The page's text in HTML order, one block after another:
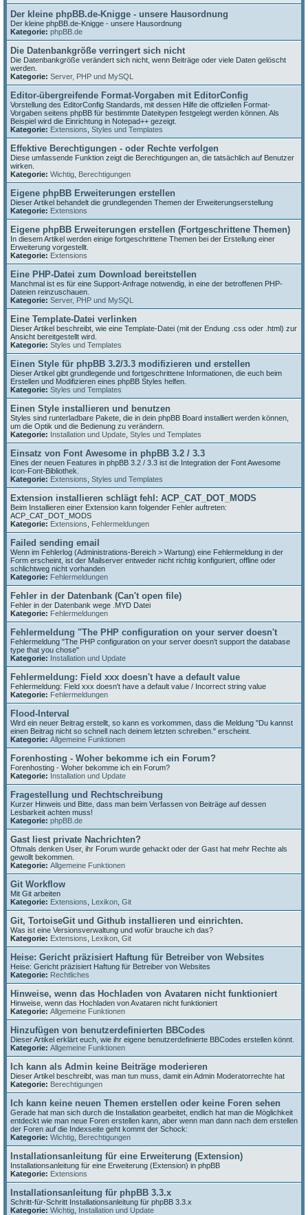
Der kleine phpBB.de-Knigge - unsere Hausordnung
Der kleine phpBB.de-Knigge - unsere Hausordnung
Kategorie: phpBB.de
Die Datenbankgröße verringert sich nicht
Die Datenbankgröße verändert sich nicht, wenn Beiträge oder viele Daten gelöscht
werden.
Kategorie: Server, PHP und MySQL
Editor-übergreifende Format-Vorgaben mit EditorConfig
Vorstellung des EditorConfig Standards, mit dessen Hilfe die offiziellen Format-
Vorgaben seitens phpBB für bestimmte Dateitypen festgelegt werden können. Als
Beispiel wird die Einrichtung in Notepad++ gezeigt.
Kategorie: Extensions Styles und Templates
Effektive Berechtigungen - oder Rechte verfolgen
Diese umfassende Funktion zeigt die Berechtigungen an, die tatsächlich auf Benutzer
wirken.
Kategorie: Wichtig Berechtigungen
Eigene phpBB Erweiterungen erstellen
Dieser Artikel behandelt die grundlegenden Themen der Erweiterungserstellung
Kategorie: Extensions
Eigene phpBB Erweiterungen erstellen (Fortgeschrittene Themen)
In diesem Artikel werden einige fortgeschrittene Themen bei der Erstellung einer
Erweiterung vorgestellt.
Kategorie: Extensions
Eine PHP-Datei zum Download bereitstellen
Manchmal ist es für eine Support-Anfrage notwendig, in eine der betroffenen PHP-
Dateien reinzuschauen.
Kategorie: Server, PHP und MySQL
Eine Template-Datei verlinken
Dieser Artikel beschreibt, wie eine Template-Datei (mit der Endung .css oder .html) zur
Ansicht bereitgestellt wird.
Kategorie: Styles und Templates
Einen Style für phpBB 3.2/3.3 modifizieren und erstellen
Dieser Artikel gibt grundlegende und fortgeschrittene Informationen, die euch beim
Erstellen und Modifizieren eines phpBB Styles helfen.
Kategorie: Styles und Templates
Einen Style installieren und benutzen
Styles sind runterladbare Pakete, die in dein phpBB Board installiert werden können,
um die Optik und die Bedienung zu verändern.
Kategorie: Installation und Update Styles und Templates
Einsatz von Font Awesome in phpBB 3.2 / 3.3
Eines der neuen Features in phpBB 3.2 / 3.3 ist die Integration der Font Awesome
Icon-Font-Bibliothek.
Kategorie: Extensions Styles und Templates
Extension installieren schlägt fehl: ACP_CAT_DOT_MODS
Beim Installieren einer Extension kann folgender Fehler auftreten:
ACP_CAT_DOT_MODS
Kategorie: Extensions Fehlermeldungen
Failed sending email
Wenn im Fehlerlog (Administrations-Bereich > Wartung) eine Fehlermeldung in der
Form erscheint, ist der Mailserver entweder nicht richtig konfiguriert, offline oder
schlichtweg nicht vorhanden
Kategorie: Fehlermeldungen
Fehler in der Datenbank (Can't open file)
Fehler in der Datenbank wege .MYD Datei
Kategorie: Fehlermeldungen
Fehlermeldung "The PHP configuration on your server doesn't
Fehlermeldung "The PHP configuration on your server doesn't support the database
type that you chose"
Kategorie: Installation und Update
Fehlermeldung: Field xxx doesn't have a default value
Fehlermeldung: Field xxx doesn't have a default value / Incorrect string value
Kategorie: Fehlermeldungen
Flood-Interval
Wird ein neuer Beitrag erstellt, so kann es vorkommen, dass die Meldung "Du kannst
einen Beitrag nicht so schnell nach deinem letzten schreiben." erscheint.
Kategorie: Allgemeine Funktionen
Forenhosting - Woher bekomme ich ein Forum?
Forenhosting - Woher bekomme ich ein Forum?
Kategorie: Installation und Update
Fragestellung und Rechtschreibung
Kurzer Hinweis und Bitte, dass man beim Verfassen von Beiträge auf dessen
Lesbarkeit achten muss!
Kategorie: phpBB.de
Gast liest private Nachrichten?
Oftmals denken User, ihr Forum wurde gehackt oder der Gast hat mehr Rechte als
gewollt bekommen.
Kategorie: Allgemeine Funktionen
Git Workflow
Mit Git arbeiten
Kategorie: Extensions Lexikon Git
Git, TortoiseGit und Github installieren und einrichten.
Was ist eine Versionsverwaltung und wofür brauche ich das?
Kategorie: Extensions Lexikon Git
Heise: Gericht präzisiert Haftung für Betreiber von Websites
Heise: Gericht präzisiert Haftung für Betreiber von Websites
Kategorie: Rechtliches
Hinweise, wenn das Hochladen von Avataren nicht funktioniert
Hinweise, wenn das Hochladen von Avataren nicht funktioniert
Kategorie: Allgemeine Funktionen
Hinzufügen von benutzerdefinierten BBCodes
Dieser Artikel erklärt euch, wie ihr eigene benutzerdefinierte BBCodes erstellen könnt.
Kategorie: Allgemeine Funktionen
Ich kann als Admin keine Beiträge moderieren
Dieser Artikel beschreibt, was man tun muss, damit ein Admin Moderatorrechte hat
Kategorie: Berechtigungen
Ich kann keine neuen Themen erstellen oder keine Foren sehen
Gerade hat man sich durch die Installation gearbeitet, endlich hat man die Möglichkeit
entdeckt wie man neue Foren erstellen kann, aber wenn man dann nach dem erstellen
der Foren auf die Indexseite geht kommt der Schock:
Kategorie: Wichtig Berechtigungen
Installationsanleitung für eine Erweiterung (Extension)
Installationsanleitung für eine Erweiterung (Extension) in phpBB
Kategorie: Extensions
Installationsanleitung für phpBB 3.3.x
Schritt-für-Schritt Installationsanleitung für phpBB 3.3.x
Kategorie: Wichtig Installation und Update